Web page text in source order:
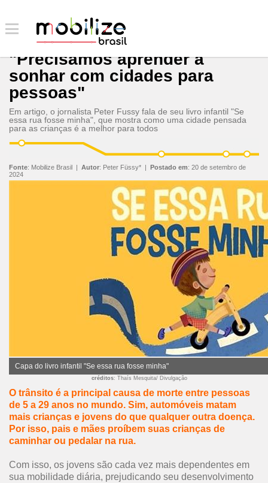
"Precisamos aprender a
sonhar com cidades para
pessoas"
Em artigo, o jornalista Peter Fussy fala de seu livro infantil "Se
essa rua fosse minha", que mostra como uma cidade pensada
para as crianças é a melhor para todos
Fonte: Mobilize Brasil | Autor: Peter Füssy* | Postado em: 20 de setembro de
2024
Capa do livro infantil "Se essa rua fosse minha"
créditos: Thaís Mesquita/ Divulgação
O trânsito é a principal causa de morte entre pessoas
de 5 a 29 anos no mundo. Sim, automóveis matam
mais crianças e jovens do que qualquer outra doença.
Por isso, pais e mães proíbem suas crianças de
caminhar ou pedalar na rua.
Com isso, os jovens são cada vez mais dependentes em
sua mobilidade diária, prejudicando seu desenvolvimento